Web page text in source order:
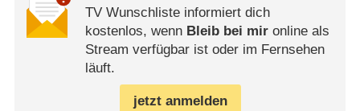
TV Wunschliste informiert dich
kostenlos, wenn Bleib bei mironline als
Stream verfügbar ist oder im Fernsehen
läuft.
jetzt anmelden